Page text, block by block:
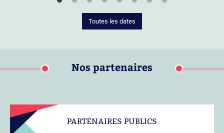
Toutes les dates
Nos partenaires
PARTENAIRES PUBLICS